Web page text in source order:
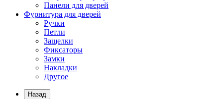
Панели для дверей
Фурнитура для дверей
Ручки
Петли
Защелки
Фиксаторы
Замки
Накладки
Другое
Назад